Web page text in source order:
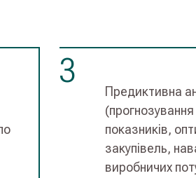
3
Предиктивна
показників,
закупівель,
виробничих